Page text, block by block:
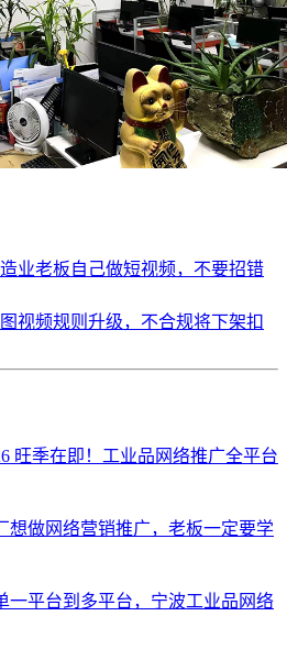
业老板自己做短视频，不要招错
视频规则升级，不合规将下架扣
旺季在即！工业品网络推广全平台
想做网络营销推广，老板一定要学
一平台到多平台，宁波工业品网络